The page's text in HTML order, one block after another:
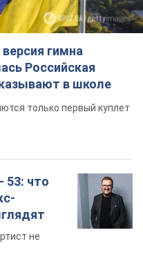
гимна
Российская
в школе
только первый куплет
53: что
не